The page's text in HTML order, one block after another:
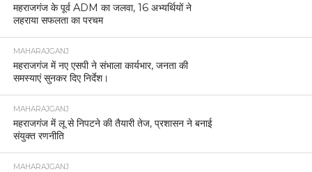
महराजगंज के पूर्व ADM का जलवा, 16 अभ्यर्थियों ने
लहराया सफलता का परचम
MAHARAJGANJ
महराजगंज में नए एसपी ने संभाला कार्यभार, जनता की
समस्याएं सुनकर दिए निर्देश।
MAHARAJGANJ
महराजगंज में लू से निपटने की तैयारी तेज, प्रशासन ने बनाई
संयुक्त रणनीति
MAHARAJGANJ